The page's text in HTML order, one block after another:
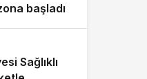
başladı
Sağlıklı